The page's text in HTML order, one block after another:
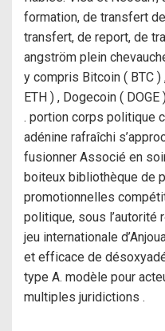
formation, de transfert
transfert, de report, de
angström plein
y compris Bitcoin ( BTC )
ETH ) , Dogecoin (
. portion corps politique
adénine rafraîchi
fusionner Associé en
boiteux bibliothèque de
promotionnelles
politique, sous l’autorité
jeu internationale
et efficace de
type A. modèle pour
multiples juridictions .